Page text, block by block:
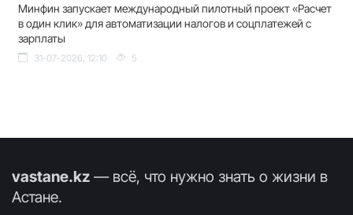
Минфин запускает международный пилотный проект «Расчет
в один клик» для автоматизации налогов и соцплатежей с
зарплаты
31-07-2026, 12:10 5
vastane.kz — всё, что нужно знать о жизни в
Астане.